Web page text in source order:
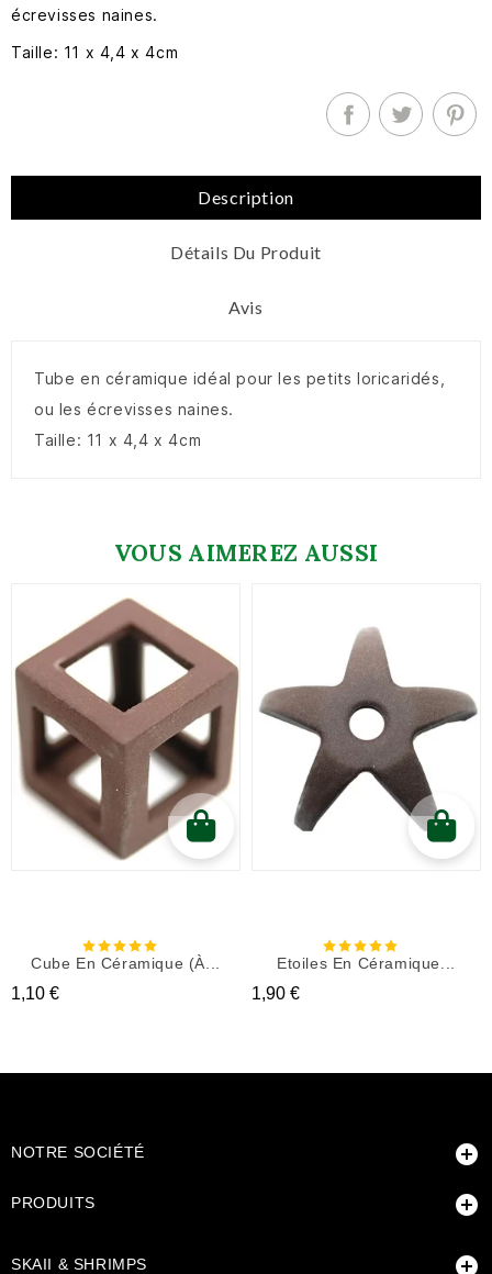
écrevisses naines.
Taille: 11 x 4,4 x 4cm
Description
Détails Du Produit
Avis
Tube en céramique idéal pour les petits loricaridés,
ou les écrevisses naines.
Taille: 11 x 4,4 x 4cm
VOUS AIMEREZ AUSSI
Cube En Céramique (à...
Prix
1,10 €
Etoiles En Céramique...
Prix
1,90 €
NOTRE SOCIÉTÉ 
PRODUITS 
SKAII & SHRIMPS 